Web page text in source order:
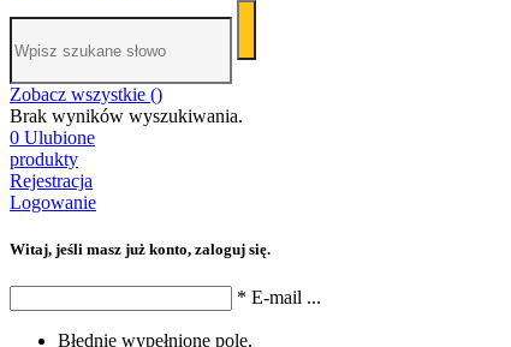
Zobacz wszystkie ()
Brak wyników wyszukiwania.
0 Ulubione
produkty
Rejestracja
Logowanie
Witaj, jeśli masz już konto, zaloguj się.
* E-mail ...
Błędnie wypełnione pole.